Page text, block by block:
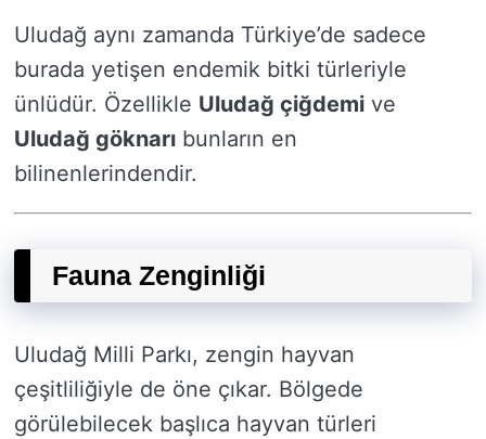
Uludağ aynı zamanda Türkiye’de sadece
burada yetişen endemik bitki türleriyle
ünlüdür. Özellikle Uludağ çiğdemi ve
Uludağ göknarı bunların en
bilinenlerindendir.
Fauna Zenginliği
Uludağ Milli Parkı, zengin hayvan
çeşitliliğiyle de öne çıkar. Bölgede
görülebilecek başlıca hayvan türleri